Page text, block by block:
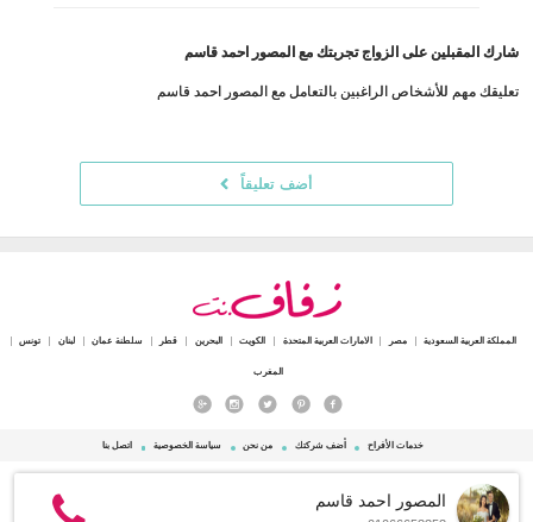
شارك المقبلين على الزواج تجربتك مع المصور احمد قاسم
تعليقك مهم للأشخاص الراغبين بالتعامل مع المصور احمد قاسم
أضف تعليقاً
المصور احمد قاسم
المملكة العربية السعودية مصر الامارات العربية المتحدة الكويت البحرين قطر سلطنة عمان لبنان تونس
المغرب
خدمات الأفراح أضف شركتك من نحن سياسة الخصوصية اتصل بنا